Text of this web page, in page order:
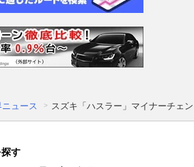
ニュース スズキ「ハスラー」マイナーチェ
す